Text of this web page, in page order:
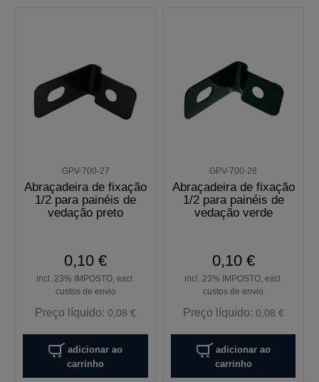
GPV-700-27
Abraçadeira de fixação
1/2 para painéis de
vedação preto
0,10 €
incl. 23% IMPOSTO, excl.
custos de envio
Preço líquido:0,08 €
adicionar ao
carrinho
GPV-700-28
Abraçadeira de fixação
1/2 para painéis de
vedação verde
0,10 €
incl. 23% IMPOSTO, excl.
custos de envio
Preço líquido: 0,08 €
adicionar ao
carrinho